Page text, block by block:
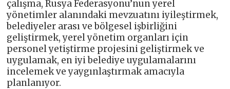
çalışma, Rusya Federasyonu’nun yerel
yönetimler alanındaki mevzuatını iyileştirmek,
belediyeler arası ve bölgesel işbirliğini
geliştirmek, yerel yönetim organları için
personel yetiştirme projesini geliştirmek ve
uygulamak, en iyi belediye uygulamalarını
incelemek ve yaygınlaştırmak amacıyla
planlanıyor.